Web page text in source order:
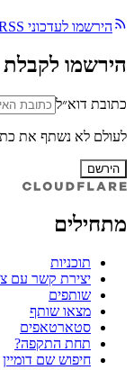
הירשמו לעדכוני RSS של WebRTC
הירשמו
כתובת דוא״ל
לעולם לא נשתף את
הירשם
מתחילים
תוכניות
יצירת קשר עם
שותפים
מצאו שותף
סטארטאפים
תחת התקפה?
חיפוש שם דומיין